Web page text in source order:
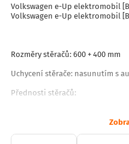
Volkswagen e-Up elektromobil
Volkswagen e-Up elektromobil
Rozměry stěračů: 600 + 400 mm
Uchycení stěrače: nasunutím s
Přednosti stěračů:
vítěz testů stěračů - hodnocení
pružné tělo stěrače s